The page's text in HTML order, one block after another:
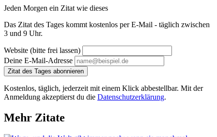
Jeden Morgen ein Zitat wie dieses
Das Zitat des Tages kommt kostenlos per E-Mail - täglich zwischen
3 und 9 Uhr.
Website (bitte frei lassen)
Deine E-Mail-Adresse
Zitat des Tages abonnieren
Kostenlos, täglich, jederzeit mit einem Klick abbestellbar. Mit der
Anmeldung akzeptierst du die Datenschutzerklärung.
Mehr Zitate